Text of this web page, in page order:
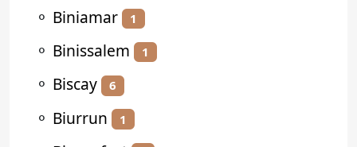
⚬ Biniamar 1
⚬ Binissalem 1
⚬ Biscay 6
⚬ Biurrun 1